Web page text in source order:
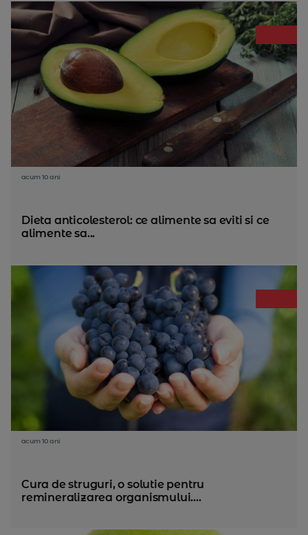
acum 10 ani
Dieta anticolesterol: ce alimente sa eviti si ce
alimente sa...
acum 10 ani
Cura de struguri, o solutie pentru
remineralizarea organismului....